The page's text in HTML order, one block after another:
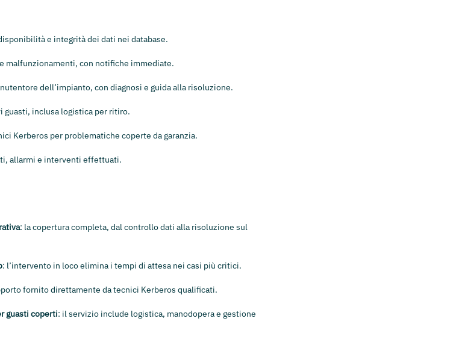
e integrità dei dati nei database.
malfunzionamenti, con notifiche immediate.
dell’impianto, con diagnosi e guida alla risoluzione.
inclusa logistica per ritiro.
Kerberos per problematiche coperte da garanzia.
allarmi e interventi effettuati.
: la copertura completa, dal controllo dati alla risoluzione sul
: l’intervento in loco elimina i tempi di attesa nei casi più critici.
fornito direttamente da tecnici Kerberos qualificati.
guasti coperti: il servizio include logistica, manodopera e gestione